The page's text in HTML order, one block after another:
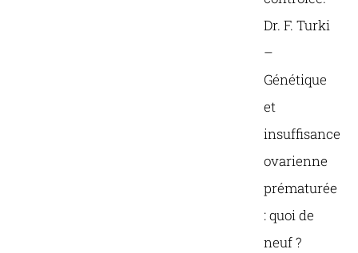
Dr. F. Turki
–
Génétique
et
insuffisance
ovarienne
prématurée
: quoi de
neuf ?